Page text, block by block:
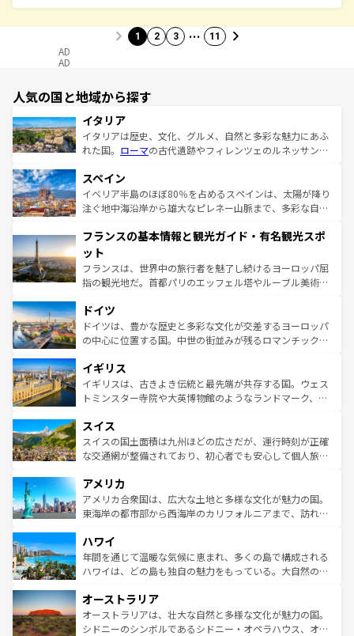
1 2 3 … 11
AD
AD
人気の国と地域から探す
イタリア
イタリアは歴史、文化、グルメ、自然と多彩な魅力にあふ
れた国。 ローマの古代遺跡やフィレンツェのルネッサンス
ろん、トスカーナの美しい田園風景やアマルフィ海岸の絶
景など、自然景観も見逃せない。観光の合間には、本場の
ピザやパスタなど、絶品のイタリア料理を堪能することも
ませてくれるイタリアで、忘れられない旅をしてみよう！
なお、新着のイタリア情報は
しい。
スペイン
イベリア半島のほぼ80％を占めるスペインは、太陽が降り
注ぐ地中海沿岸から雄大なピレネー山脈まで、多彩な自然
文化が根付くこの国では、情熱的なフラメンコ、熱気あふ
れる闘牛、そして美味しいタパスが生活の一部となってい
る。首都マドリードの洗練された雰囲気や、バルセロナの
アートに溢れた街角から、地方では古代ローマ遺跡や中世
せる。地方によって風土や気候が異なるスペインはその個
性で訪れる人を魅了する。 なお、新着のスペイン情報は コ
ンテンツ一覧を参照してほしい。
フランスの基本情報と観光ガイド・有名観光スポ
ット
フランスは、世界中の旅行者を魅了し続けるヨーロッパ屈
指の観光地だ。首都パリのエッフェル塔やルーブル美術館
で、幅広い魅力が詰まっている。華麗な宮殿、歴史的な大
聖堂、美しいビーチ、そして豊かな自然が、訪れる者を心
から魅了する。また、フランスは美食の国としても知ら
いる。シャンパンの発祥地であるランス、プロヴァンスの
香り高いラベンダー畑など、多彩な楽しみ方が可能だ。さ
らに、パリ以外の地域にも魅力が溢れており、どの街角に
れる地方に足を運ぶとそれぞれで全く異なる文化を体験で
きるだろう。 なお、新着のフランス情報はコンテンツ一覧
を参照してほしい。
ドイツ
ドイツは、豊かな歴史と多彩な文化が交差するヨーロッパ
の中心に位置する国。中世の街並みが残るロマンチック街
顔を持つこの国は、どこを歩いても飽きることがない。ベ
ルリンの文化的活気、バイエルン州のアルプスの絶景、そ
してライン川沿いのワイン畑といった風景は必見。ビール
は、お酒好きな人にはぜひ体験してほしい。 なお、新着の
ドイツ情報はコンテンツ一覧を参照してほしい。
イギリス
イギリスは、古きよき伝統と最先端が共存する国。ウェス
トミンスター寺院や大英博物館のようなランドマーク、歴
リアごとに異なる魅力がある。また、優雅なアフタヌーン
ティー、ビール好きにはたまらない英国パブ、サッカー観
戦など、本場だからこそできる体験も豊富。イギリスを旅
ンツ一覧を参照してほしい。
スイス
スイスの国土面積は九州ほどの広さだが、運行時刻が正確
な交通網が整備されており、初心者でも安心して個人旅行
の建物がそのまま残る町や、スイスならではのユニークな
博物館もあり、アルプス観光だけでなく町歩きも満喫する
ことができる。国民の所得が高いため物価も高いが、旅行
ば市内交通費無料で観光を楽しむこともできる。 なお、新
着のスイス情報はコンテンツ一覧 を参照してほしい。
アメリカ
アメリカ合衆国は、広大な土地と多様な文化が魅力の国。
東海岸の都市部から西海岸のカリフォルニアまで、訪れる
のような巨大都市は、観光、ショッピング、エンターテイ
ンメントが詰まった刺激的なスポットだ。一方、アメリカ
西部には大自然が広がり、グランドキャニオンやイエロー
部のニューオーリンズでは、音楽と美食が融合した独特の
文化が魅力。旅行者はアメリカの各地域で異なる魅力を楽
しみながら、その多様性と豊かな歴史を感じることができ
ハワイ
年間を通じて温暖な気候に恵まれ、多くの島で構成される
ハワイは、どの島も独自の魅力をもっている。大自然の神
ワイ島は見逃せない。また、定番の観光地といえばオアフ
島だが、静かな自然を求めるならマウイ島やカウアイ島が
おすすめ。エメラルドグリーンに輝く海をはじめ、豊かな
オーストラリア
オーストラリアは、壮大な自然と多様な文化が魅力の国。
シドニーのシンボルであるシドニー・オペラハウス、オー